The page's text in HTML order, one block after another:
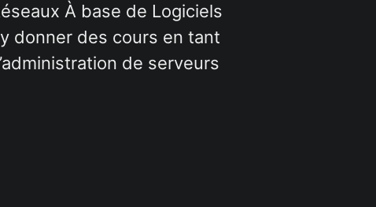
À base de Logiciels
y donner des cours en tant
de serveurs